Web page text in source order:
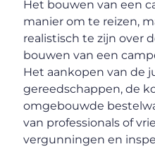
Het bouwen van een
manier om te reizen,
realistisch te zijn over
bouwen van een
Het aankopen van de
gereedschappen, de
omgebouwde
van professionals of
vergunningen en